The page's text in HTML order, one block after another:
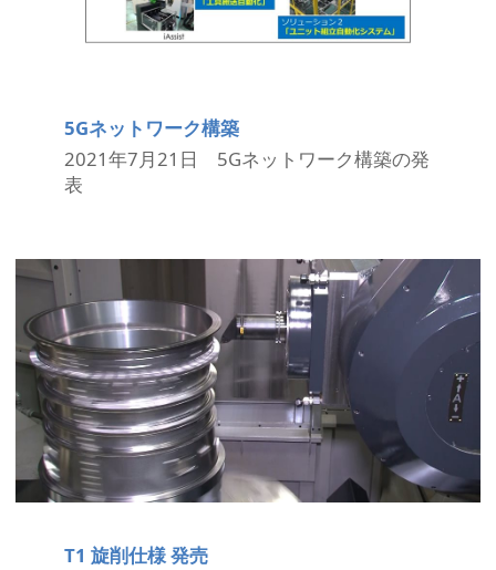
5Gネットワーク構築
2021年7月21日 5Gネットワーク構築の発
表
T1 旋削仕様 発売